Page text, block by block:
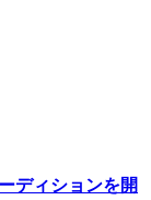
ディションを開